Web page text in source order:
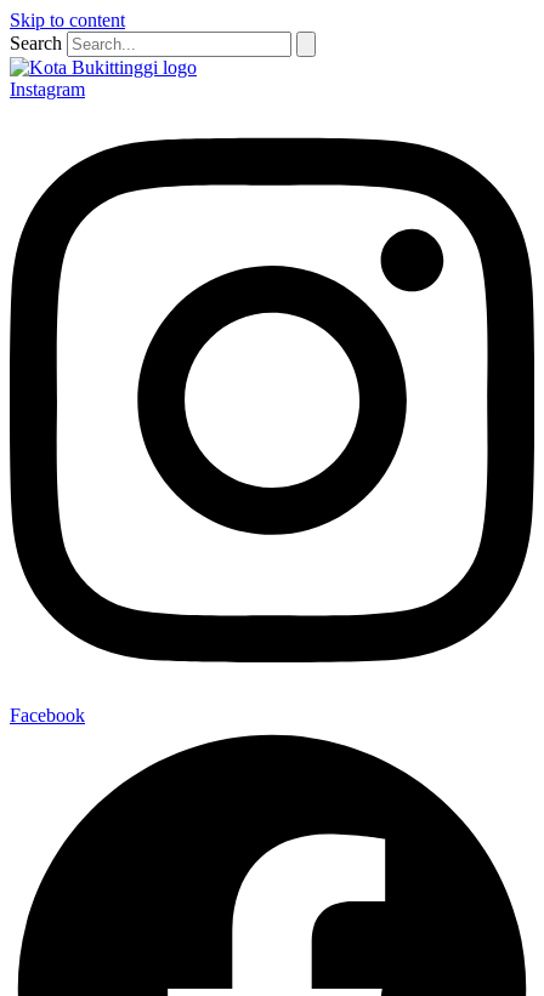
Skip to content
Search
Instagram
Facebook